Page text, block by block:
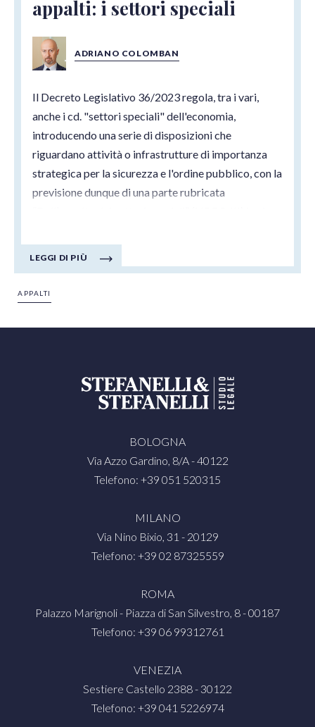
appalti: i settori speciali
ADRIANO COLOMBAN
Il Decreto Legislativo 36/2023 regola, tra i vari,
anche i cd. "settori speciali" dell'economia,
introducendo una serie di disposizioni che
riguardano attività o infrastrutture di importanza
strategica per la sicurezza e l'ordine pubblico, con la
previsione dunque di una parte rubricata
Contraente, Selezione di Partecipanti e delle Offerte
LEGGI DI PIÙ
APPALTI
BOLOGNA
Via Azzo Gardino, 8/A - 40122
Telefono: +39 051 520315
MILANO
Via Nino Bixio, 31 - 20129
Telefono: +39 02 87325559
ROMA
Palazzo Marignoli - Piazza di San Silvestro, 8 - 00187
Telefono: +39 06 99312761
VENEZIA
Sestiere Castello 2388 - 30122
Telefono: +39 041 5226974